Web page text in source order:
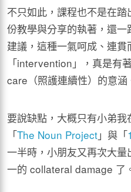
不只如此，課程也不是在
份教學與分享的執著，還
建議，這種一氣呵成、連貫
「intervention」，真是有
care（照護連續性）的意涵
要說缺點，大概只有小弟
「The Noun Project」與「
一半時，小朋友又再次大
一的 collateral damage 了